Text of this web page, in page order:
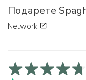
Подарете
Network